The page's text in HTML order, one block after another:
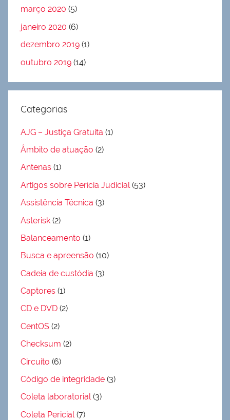
março 2020 (5)
janeiro 2020 (6)
dezembro 2019 (1)
outubro 2019 (14)
Categorias
AJG – Justiça Gratuita (1)
Âmbito de atuação (2)
Antenas (1)
Artigos sobre Perícia Judicial(53)
Assistência Técnica (3)
Asterisk (2)
Balanceamento (1)
Busca e apreensão (10)
Cadeia de custódia (3)
Captores (1)
CD e DVD (2)
CentOS (2)
Checksum (2)
Circuito (6)
Código de integridade (3)
Coleta laboratorial(3)
Coleta Pericial (7)